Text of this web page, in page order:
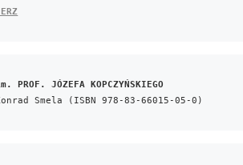
PROF. JÓZEFA KOPCZYŃSKIEGO
Smela (ISBN 978-83-66015-05-0)